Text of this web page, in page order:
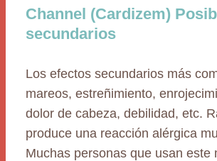
Channel (Cardizem)
secundarios
Los efectos secundarios más
mareos, estreñimiento,
dolor de cabeza, debilidad, etc.
produce una reacción alérgica
Muchas personas que usan este